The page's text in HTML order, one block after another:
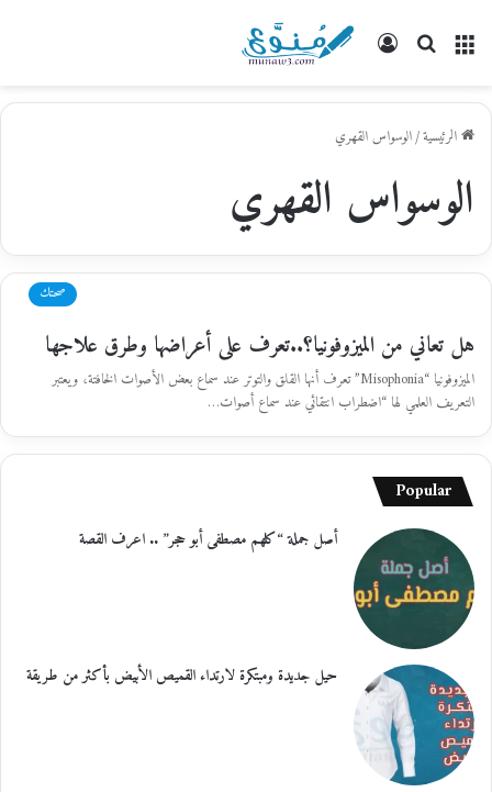
القائمة
بحث
تسجيل
الرئيسية/الوسواس القهري
الوسواس القهري
صحتك
هل تعاني من الميزوفونيا؟..تعرف على أعراضها وطرق علاجها
الميزوفونيا “Misophonia” تعرف أنها القلق والتوتر عند سماع بعض الأصوات الخافتة، ويعتبر
التعريف العلمي لها “اضطراب انتقائي عند سماع أصوات…
Popular
أصل جملة “كلهم مصطفى أبو حجر” .. اعرف القصة
حيل جديدة ومبتكرة لارتداء القميص الأبيض بأكثر من طريقة